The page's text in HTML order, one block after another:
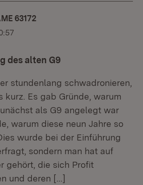
63172
des alten G9
stundenlang schwadronieren,
kurz. Es gab Gründe, warum
als G9 angelegt war
warum diese neun Jahre so
wurde bei der Einführung
sondern man hat auf
gehört, die sich Profit
und deren […]